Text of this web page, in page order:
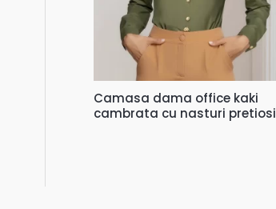
Camasa dama office kaki
cambrata cu nasturi pretiosi